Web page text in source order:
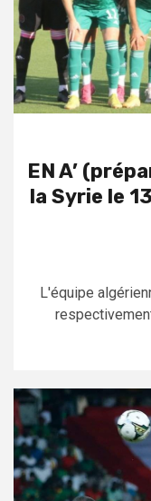
EN A’
la Syrie le
L'équipe